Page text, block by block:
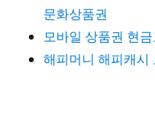
문화상품권
모바일 상품권 현
해피머니 해피캐시